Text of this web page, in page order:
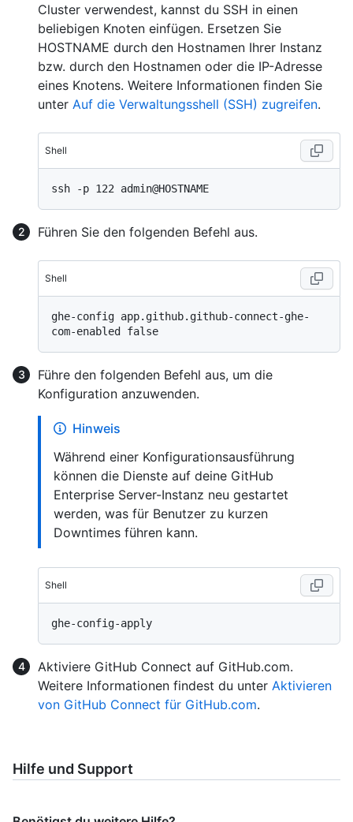
Cluster verwendest, kannst du SSH in einen
beliebigen Knoten einfügen. Ersetzen Sie
HOSTNAME durch den Hostnamen Ihrer Instanz
bzw. durch den Hostnamen oder die IP-Adresse
eines Knotens. Weitere Informationen finden Sie
unter Auf die Verwaltungsshell (SSH) zugreifen.
Shell
Führen Sie den folgenden Befehl aus.
Shell
ghe-config app.github.github-connect-ghe-
Führe den folgenden Befehl aus, um die
Konfiguration anzuwenden.
Hinweis
Während einer Konfigurationsausführung
können die Dienste auf deine GitHub
Enterprise Server-Instanz neu gestartet
werden, was für Benutzer zu kurzen
Downtimes führen kann.
Shell
Aktiviere GitHub Connect auf GitHub.com.
Weitere Informationen findest du unter Aktivieren
von GitHub Connect für GitHub.com.
Hilfe und Support